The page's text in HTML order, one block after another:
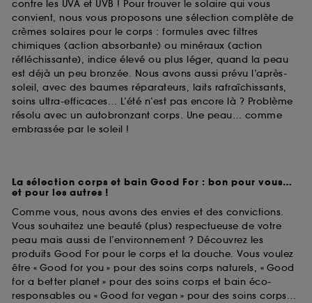
contre les UVA et UVB ! Pour trouver le solaire qui vous
convient, nous vous proposons une sélection complète de
crèmes solaires pour le corps : formules avec filtres
chimiques (action absorbante) ou minéraux (action
réfléchissante), indice élevé ou plus léger, quand la peau
est déjà un peu bronzée. Nous avons aussi prévu l’après-
soleil, avec des baumes réparateurs, laits rafraîchissants,
soins ultra-efficaces… L’été n’est pas encore là ? Problème
résolu avec un autobronzant corps. Une peau… comme
embrassée par le soleil !
La sélection corps et bain Good For : bon pour vous…
et pour les autres !
Comme vous, nous avons des envies et des convictions.
Vous souhaitez une beauté (plus) respectueuse de votre
peau mais aussi de l’environnement ? Découvrez les
produits Good For pour le corps et la douche. Vous voulez
être « Good for you » pour des soins corps naturels, « Good
for a better planet » pour des soins corps et bain éco-
responsables ou « Good for vegan » pour des soins corps…